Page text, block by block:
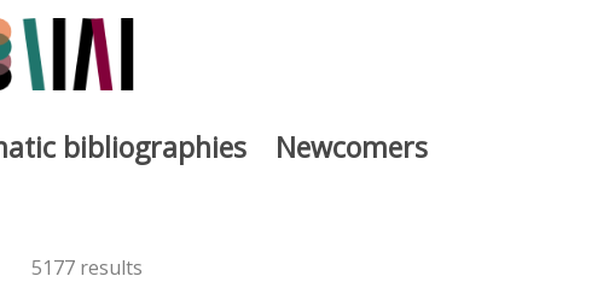
bibliographies Newcomers
5177 results